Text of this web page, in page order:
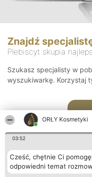
ORŁY Kosmetyki
03:52
Cześć, chętnie Ci
odpowiedni temat
Znajdź
Plebiscyt skupia
Szukasz specjalisty w
wyszukiwarkę. Korzystaj